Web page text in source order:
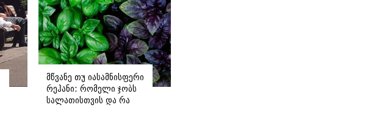
მწვანე თუ იასამნისფერი
რეჰანი: რომელი ჯობს
სალათისთვის და რა